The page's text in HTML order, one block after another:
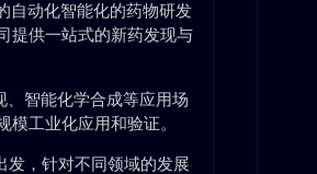
自动化智能化的药物研发
提供一站式的新药发现与
智能化学合成等应用场
工业化应用和验证。
发，针对不同领域的发展